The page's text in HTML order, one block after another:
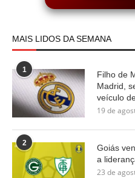
MAIS LIDOS DA SEMANA
1
Filho de
Madrid,
veículo
19 de
2
Goiás
a
23 de